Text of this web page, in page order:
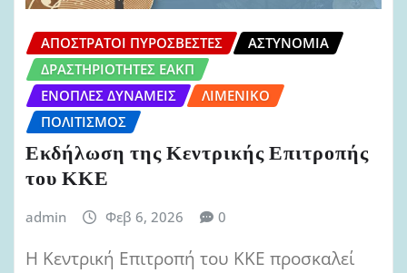
ΑΠΌΣΤΡΑΤΟΙ ΠΥΡΟΣΒΈΣΤΕΣ
ΑΣΤΥΝΟΜΊΑ
ΔΡΑΣΤΗΡΙΌΤΗΤΕΣ ΕΑΚΠ
ΈΝΟΠΛΕΣ ΔΥΝΆΜΕΙΣ
ΛΙΜΕΝΙΚΌ
ΠΟΛΙΤΙΣΜΌΣ
Εκδήλωση της Κεντρικής Επιτροπής
του ΚΚΕ
admin Φεβ 6, 2026 0
Η Κεντρική Επιτροπή του ΚΚΕ προσκαλεί